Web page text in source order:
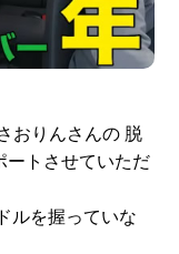
し込みフロー
キャンペーン
会社概要
おりんさんの 脱
ートさせていただ
ルを握っていな